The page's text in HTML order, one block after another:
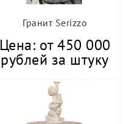
Гранит Serizzo
Цена: от 450 000
рублей за штуку